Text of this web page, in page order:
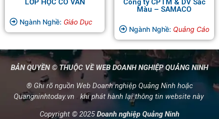
LỚP HỌC CÔ VÂN
Ngành Nghề: Giáo Dục
Công ty CPTM & DV Sắc
Màu – SAMACO
Ngành Nghề: Quảng Cáo
BẢN QUYỀN © THUỘC VỀ WEB DOANH NGHIỆP QUẢNG NINH
® Ghi rõ nguồn Web Doanh nghiệp Quảng Ninh hoặc
Quangninhtoday.vn khi phát hành lại thông tin website này
Copyright © 2025Doanh nghiệp Quảng Ninh